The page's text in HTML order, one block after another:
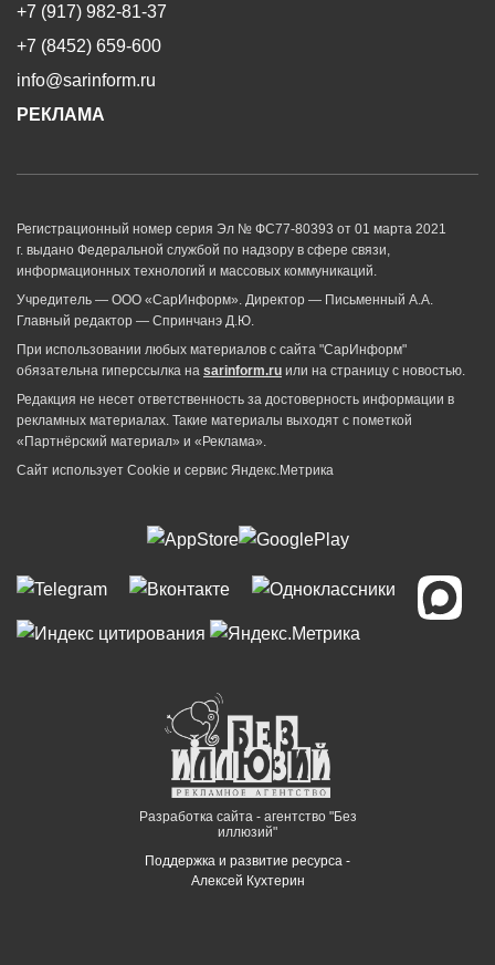
+7 (917) 982-81-37
+7 (8452) 659-600
info@sarinform.ru
РЕКЛАМА
Регистрационный номер серия Эл № ФС77-80393 от 01 марта 2021
г. выдано Федеральной службой по надзору в сфере связи,
информационных технологий и массовых коммуникаций.
Учредитель — ООО «СарИнформ». Директор — Письменный А.А.
Главный редактор — Спринчанэ Д.Ю.
При использовании любых материалов с сайта "СарИнформ"
обязательна гиперссылка на sarinform.ru или на страницу с новостью.
Редакция не несет ответственность за достоверность информации в
рекламных материалах. Такие материалы выходят с пометкой
«Партнёрский материал» и «Реклама».
Сайт использует Cookie и сервиc Яндекс.Метрика
Разработка сайта - агентство "Без
иллюзий"
Поддержка и развитие ресурса -
Алексей Кухтерин